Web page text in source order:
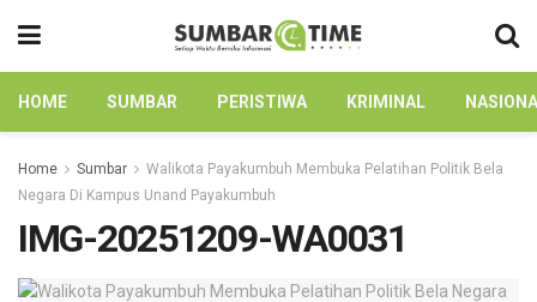
HOME SUMBAR PERISTIWA KRIMINAL
Home Sumbar
Walikota Payakumbuh Membuka Pelatihan Politik Bela
Negara Di Kampus Unand Payakumbuh
IMG-20251209-WA0031